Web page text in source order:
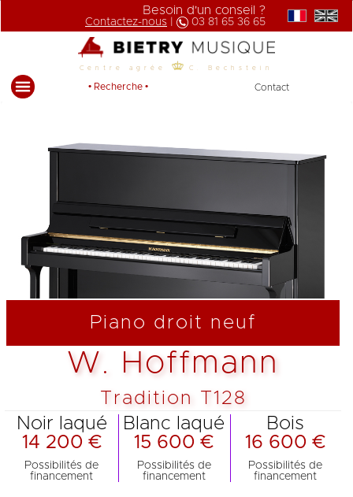
Besoin d'un conseil ?
Contactez-nous 03 81 65 36 65
Centre agrée C. Bechstein
• Recherche • Contact
Piano droit neuf
W. Hoffmann
Tradition T128
Noir laqué
14 200 €
Possibilités de
financement
Blanc laqué
15 600 €
Possibilités de
financement
Bois
16 600 €
Possibilités de
financement